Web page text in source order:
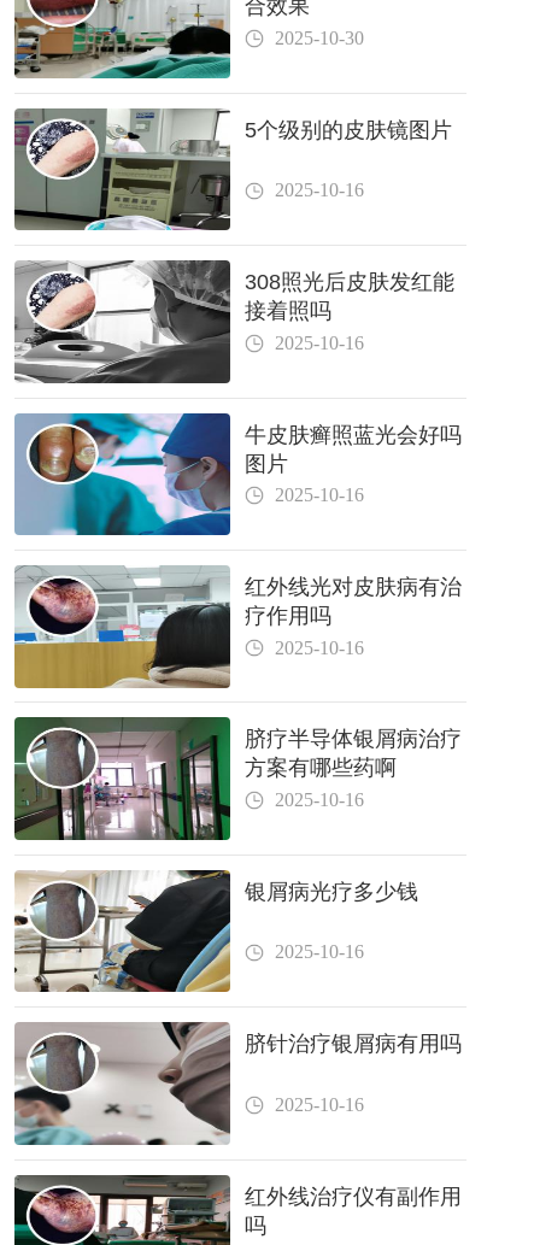
合效果
2025-10-30
5个级别的皮肤镜图片
2025-10-16
308照光后皮肤发红能
接着照吗
2025-10-16
牛皮肤癣照蓝光会好吗
图片
2025-10-16
红外线光对皮肤病有治
疗作用吗
2025-10-16
脐疗半导体银屑病治疗
方案有哪些药啊
2025-10-16
银屑病光疗多少钱
2025-10-16
脐针治疗银屑病有用吗
2025-10-16
红外线治疗仪有副作用
吗